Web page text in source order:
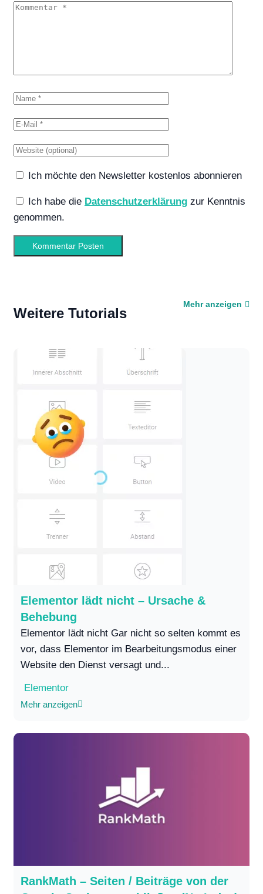
Ich möchte den Newsletter kostenlos abonnieren
Ich habe die Datenschutzerklärung zur Kenntnis
genommen.
Weitere Tutorials
Mehr anzeigen
Elementor lädt nicht – Ursache &
Behebung
Elementor lädt nicht Gar nicht so selten kommt es
vor, dass Elementor im Bearbeitungsmodus einer
Website den Dienst versagt und...
Elementor
Mehr anzeigen
RankMath – Seiten / Beiträge von der